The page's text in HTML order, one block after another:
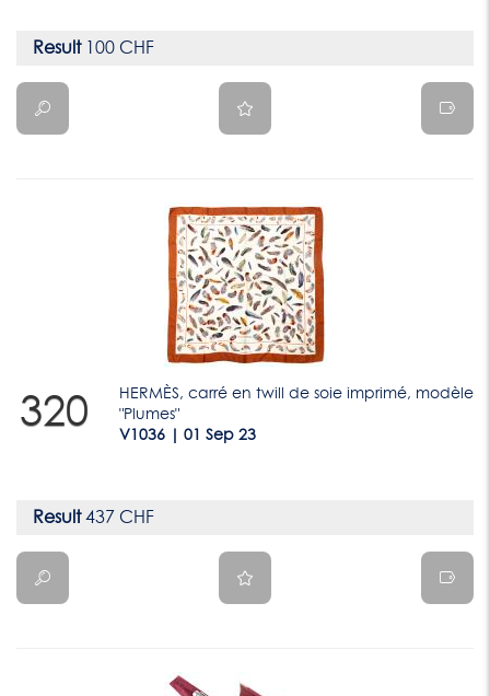
Result100 CHF
320
HERMÈS, carré en twill de soie imprimé, modèle
"Plumes"
V1036 | 01 Sep 23
Result437 CHF